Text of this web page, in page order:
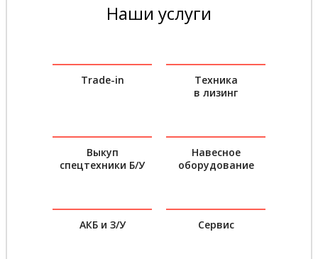
Наши услуги
Trade-in
Техника
в лизинг
Выкуп
спецтехники Б/У
Навесное
оборудование
АКБ и З/У Сервис